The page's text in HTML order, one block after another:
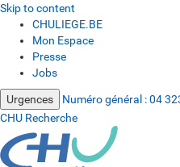
Skip to content
CHULIEGE.BE
Mon Espace
Presse
Jobs
Urgences Numéro général :04
CHU Recherche